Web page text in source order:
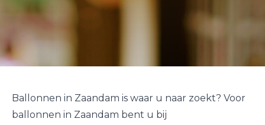
Ballonnen in Zaandam is waar u naar zoekt? Voor
ballonnen in Zaandam bent u bij